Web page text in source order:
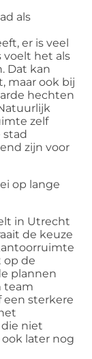
als
er is veel
voelt het als
Dat kan
maar ook bij
hechten
zelf
stad
zijn voor
op lange
in Utrecht
de keuze
op de
plannen
team
een sterkere
niet
later nog